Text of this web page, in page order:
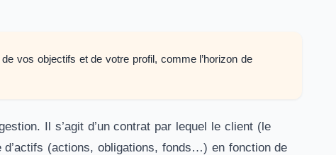
vos objectifs et de votre profil, comme l’horizon de
Il s’agit d’un contrat par lequel le client (le
(actions, obligations, fonds…) en fonction de